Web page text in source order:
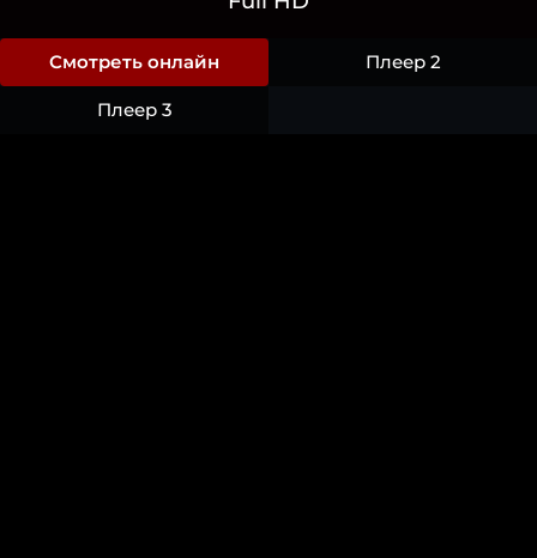
Смотреть онлайн Плеер 2
Плеер 3